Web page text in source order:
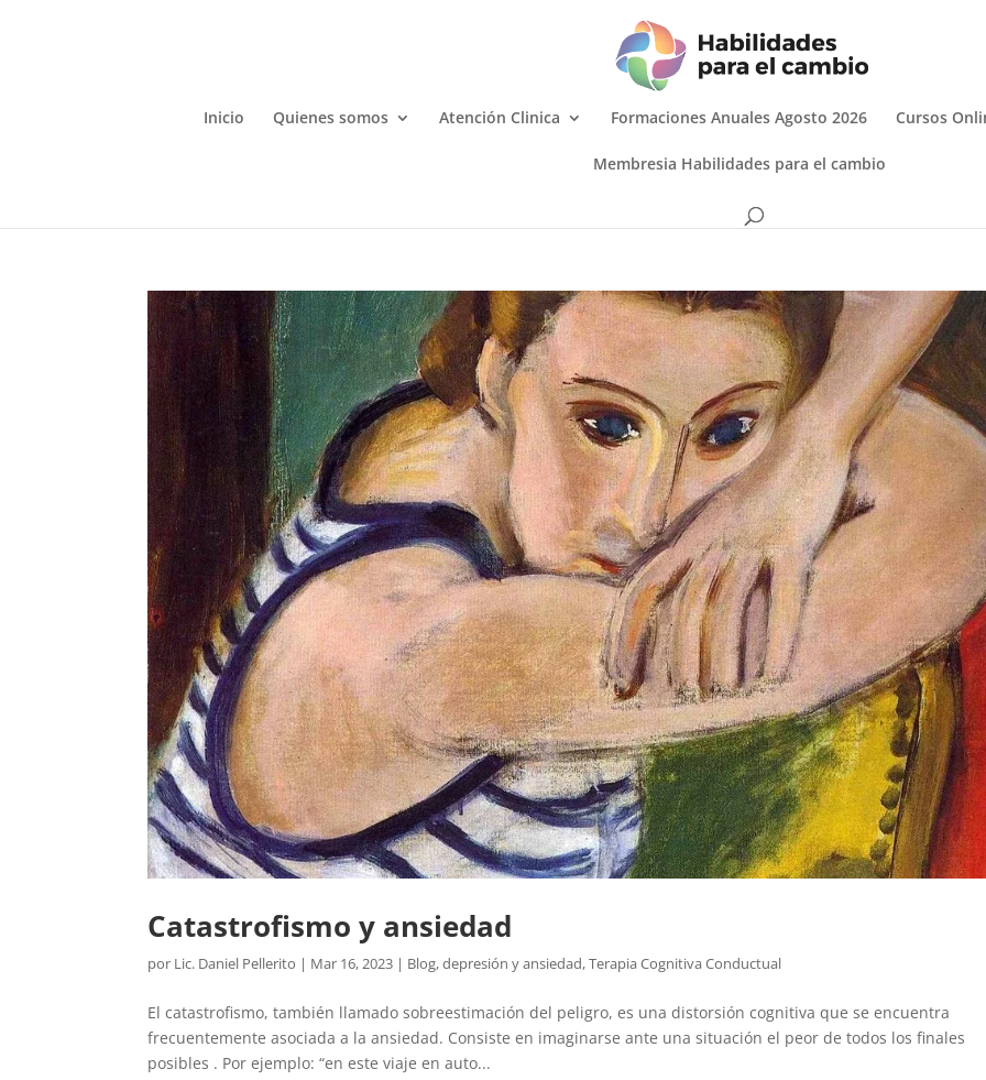
Inicio Quienes somos Atención Clinica Formaciones Anuales Agosto 2026 Cursos
Membresia Habilidades para el cambio
Catastrofismo y ansiedad
por Lic. Daniel Pellerito | Mar 16, 2023 | Blog,depresión y ansiedad,Terapia Cognitiva Conductual
El catastrofismo, también llamado sobreestimación del peligro, es una distorsión cognitiva que se encuentra
frecuentemente asociada a la ansiedad. Consiste en imaginarse ante una situación el peor de todos los finales
posibles . Por ejemplo: “en este viaje en auto...